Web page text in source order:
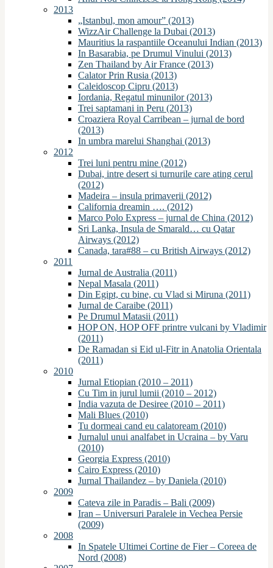
2013
„Istanbul, mon amour” (2013)
WizzAir Challenge la Dubai (2013)
Mauritius la raspantiile Oceanului Indian (2013)
In Basarabia, pe Drumul Vinului (2013)
Zen Thailand by Air France (2013)
Calator Prin Rusia (2013)
Caleidoscop Cipru (2013)
Iordania, Regatul minunilor (2013)
Trei saptamani in Peru (2013)
Croaziera Royal Carribean – jurnal de bord
(2013)
In umbra marelui Shanghai (2013)
2012
Trei luni pentru mine (2012)
Dubai, intre desert si turnurile care ating cerul
(2012)
Madeira – insula primaverii (2012)
California dreamin …. (2012)
Marco Polo Express – jurnal de China (2012)
Sri Lanka, Insula de Smarald… cu Qatar
Airways (2012)
Canada, tara#88 – cu British Airways (2012)
2011
Jurnal de Australia (2011)
Nepal Masala (2011)
Din Egipt, cu bine, cu Vlad si Miruna (2011)
Jurnal de Caraibe (2011)
Pe Drumul Matasii (2011)
HOP ON, HOP OFF printre vulcani by Vladimir
(2011)
De Ramadan si Eid ul-Fitr in Anatolia Orientala
(2011)
2010
Jurnal Etiopian (2010 – 2011)
Cu Tim in jurul lumii (2010 – 2012)
India vazuta de Desiree (2010 – 2011)
Mali Blues (2010)
Tu dormeai cand eu calatoream (2010)
Jurnalul unui analfabet in Ucraina – by Varu
(2010)
Georgia Express (2010)
Cairo Express (2010)
Jurnal Thailandez – by Daniela (2010)
2009
Cateva zile in Paradis – Bali (2009)
Iran – Universuri Paralele in Vechea Persie
(2009)
2008
In Spatele Ultimei Cortine de Fier – Coreea de
Nord (2008)